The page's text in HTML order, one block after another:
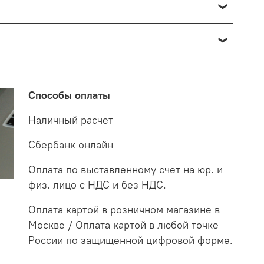
отнести к браку, при наличии товара в пункте
от 7 до 14 дней. За данное период мы закажем
старого образца потребуются больше в
покупая LED светильники не только
Способы оплаты
Наличный расчет
Сбербанк онлайн
Оплата по выставленному счет на юр. и
физ. лицо с НДС и без НДС.
Оплата картой в розничном магазине в
Москве / Оплата картой в любой точке
России по защищенной цифровой форме.